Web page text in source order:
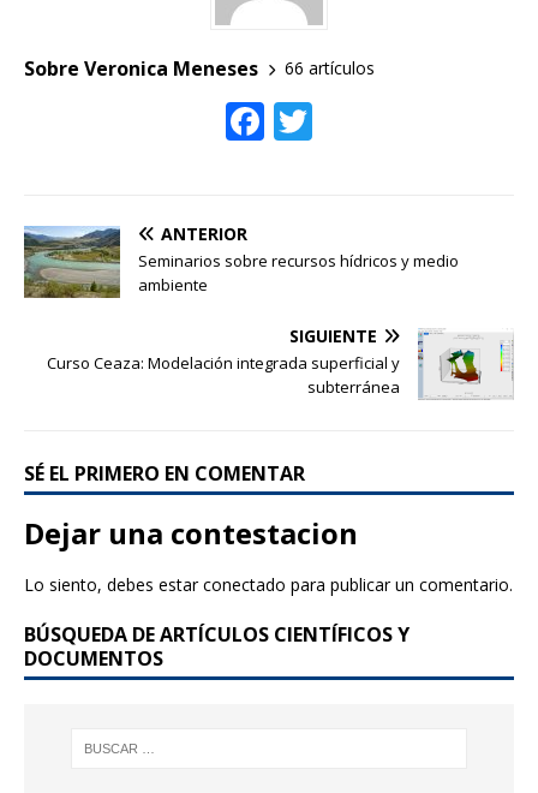
o
Sobre Veronica Meneses 66 artículos
F
o
k
ANTERIOR
Seminarios sobre recursos hídricos y medio
ambiente
SIGUIENTE
Curso Ceaza: Modelación integrada superficial y
subterránea
SÉ EL PRIMERO EN COMENTAR
Dejar una contestacion
Lo siento, debes estarconectado para publicar un comentario.
BÚSQUEDA DE ARTÍCULOS CIENTÍFICOS Y
DOCUMENTOS